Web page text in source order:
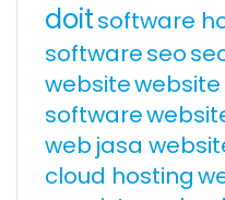
doitsoftware
softwareseo
website
software
web jasa
cloud hosting